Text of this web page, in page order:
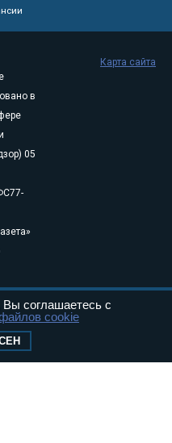
в
05
еженедельное издание
с 1997 года. Учредители
Федерации РФ. Официальный
Карта сайта
Вы соглашаетесь с
cookie